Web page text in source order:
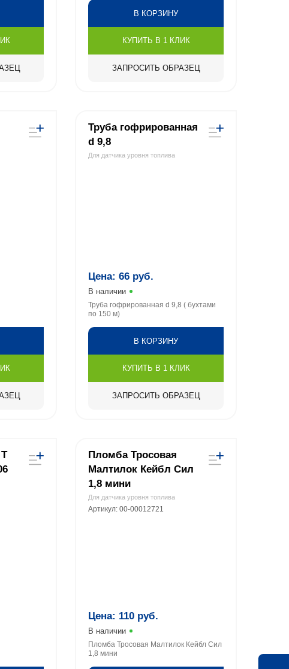
В КОРЗИНУ
КУПИТЬ В 1 КЛИК
ЗАПРОСИТЬ ОБРАЗЕЦ
Труба гофрированная
d 9,8
Для датчика уровня топлива
Цена: 66 руб.
В наличии
Труба гофрированная d 9,8 ( бухтами
по 150 м)
В КОРЗИНУ
КУПИТЬ В 1 КЛИК
ЗАПРОСИТЬ ОБРАЗЕЦ
Пломба Тросовая
Малтилок Кейбл Сил
1,8 мини
Для датчика уровня топлива
Артикул: 00-00012721
Цена: 110 руб.
В наличии
Пломба Тросовая Малтилок Кейбл Сил
1,8 мини